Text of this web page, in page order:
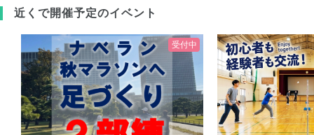
近くで開催予定のイベント
受付中